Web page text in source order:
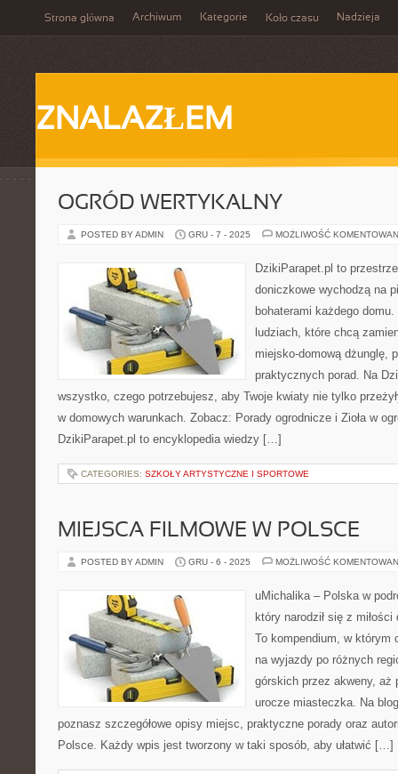
Strona główna Archiwum Kategorie Koło czasu Nadzieja
ZNALAZŁEM
OGRÓD WERTYKALNY
POSTED BY ADMIN GRU - 7 - 2025 MOŻLIWOŚĆ
DzikiParapet.pl to
doniczkowe wychodzą na
bohaterami każdego
ludziach, które chcą
miejsko-domową dżunglę,
praktycznych porad. Na
wszystko, czego potrzebujesz, aby Twoje kwiaty nie tylko
w domowych warunkach. Zobacz: Porady ogrodnicze i Zioła w
DzikiParapet.pl to encyklopedia wiedzy […]
CATEGORIES: SZKOŁY ARTYSTYCZNE I SPORTOWE
MIEJSCA FILMOWE W POLSCE
POSTED BY ADMIN GRU - 6 - 2025 MOŻLIWOŚĆ
uMichalika – Polska w
który narodził się z
To kompendium, w którym
na wyjazdy po różnych
górskich przez akweny, aż
urocze miasteczka. Na
poznasz szczegółowe opisy miejsc, praktyczne porady oraz
Polsce. Każdy wpis jest tworzony w taki sposób, aby ułatwić […]